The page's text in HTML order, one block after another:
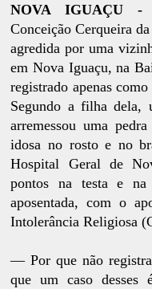
NOVA IGUAÇU -
Conceição Cerqueira
agredida por uma
em Nova Iguaçu, na
registrado apenas
Segundo a filha dela,
arremessou uma
idosa no rosto e no
Hospital Geral de
pontos na testa e
aposentada, com o
Intolerância Religiosa
— Por que não
que um caso desses